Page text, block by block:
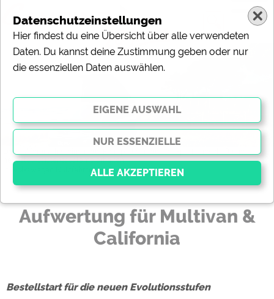
Aufwertung für Multivan & California
Der California1 hat eine neue Frontpartie, neue Cockpit-Landschaft und
neueste Assistenzsysteme erhalten
(c) Volkswagen Nutzfahrzeuge
Aufwertung für Multivan &
California
Bestellstart für die neuen Evolutionsstufen
Datenschutzeinstellungen
Hier findest du eine Übersicht über alle verwendeten
Daten. Du kannst deine Zustimmung geben oder nur
die essenziellen Daten auswählen.
Essenziell
Essenzielle Cookies ermöglichen grundlegende
Funktionen und sind für die einwandfreie Funktion der